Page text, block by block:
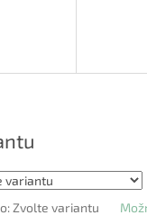
Zvolte variantu